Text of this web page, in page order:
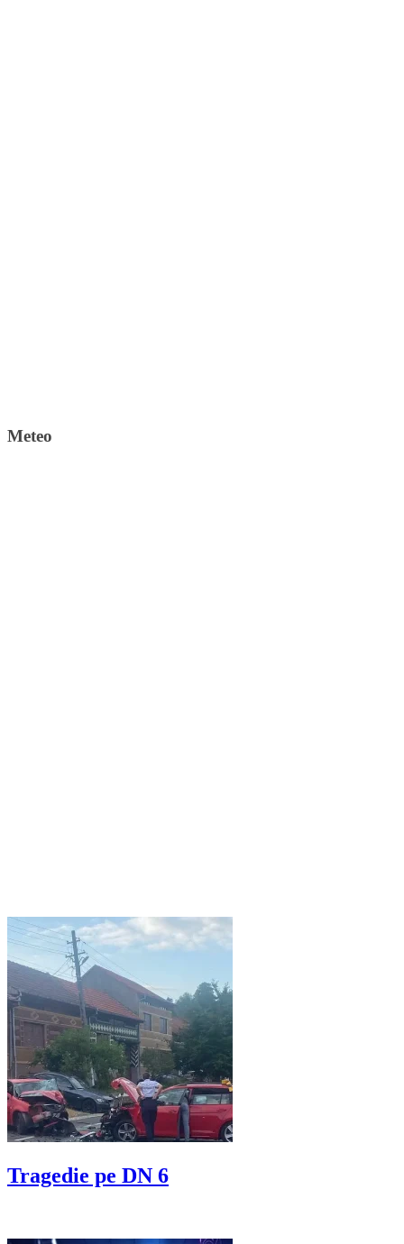
Meteo
Tragedie pe DN 6